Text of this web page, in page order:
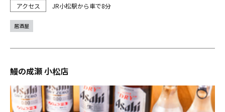
JR小松駅から車で8分
居酒屋
鰻の成瀬 小松店